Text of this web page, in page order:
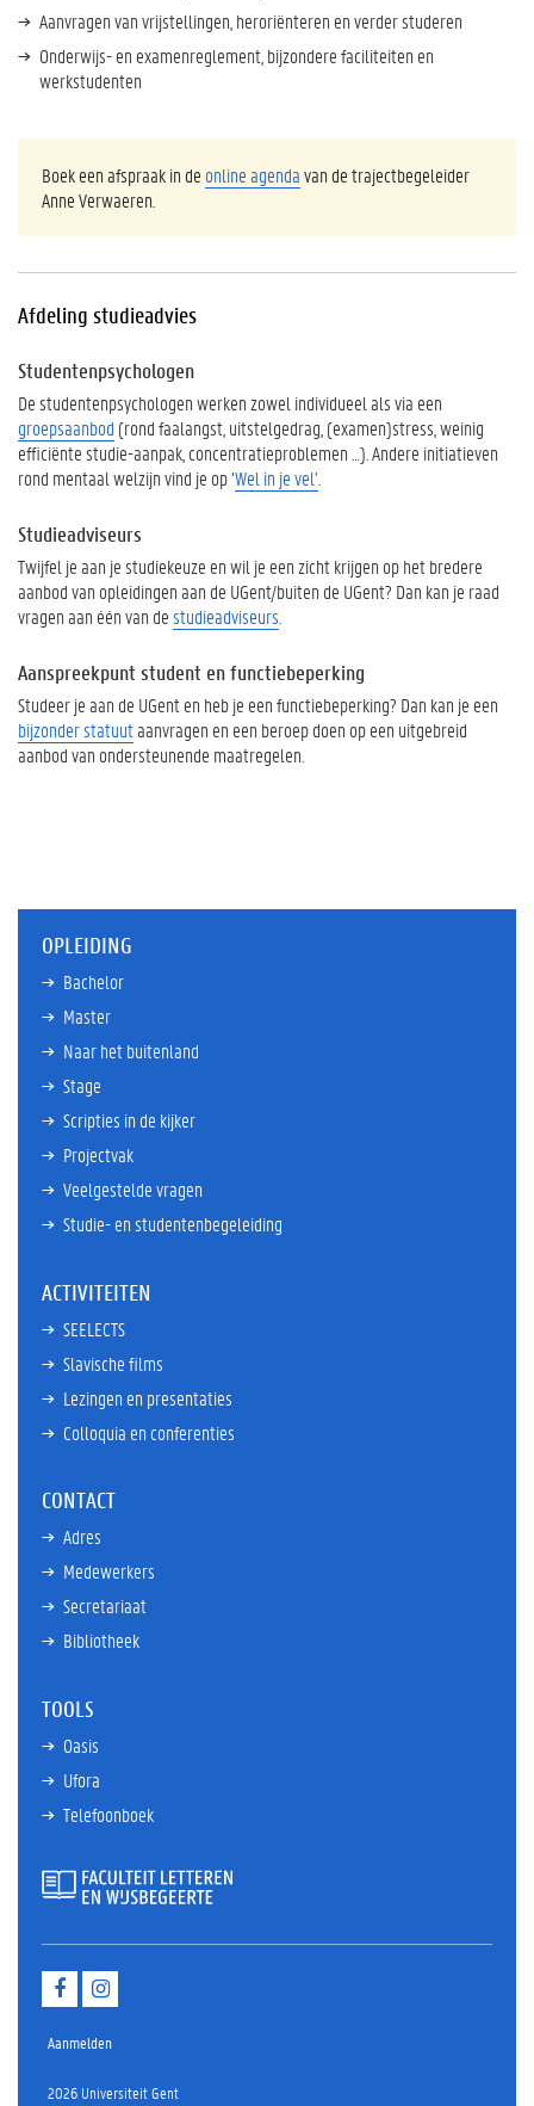
Aanvragen van vrijstellingen, heroriënteren en verder studeren
Onderwijs- en examenreglement, bijzondere faciliteiten en
werkstudenten
Boek een afspraak in de online agendavan de trajectbegeleider
Anne Verwaeren.
Afdeling studieadvies
Studentenpsychologen
De studentenpsychologen werken zowel individueel als via een
groepsaanbod (rond faalangst, uitstelgedrag, (examen)stress, weinig
efficiënte studie-aanpak, concentratieproblemen …). Andere initiatieven
rond mentaal welzijn vind je op ‘Wel in je vel’
Studieadviseurs
Twijfel je aan je studiekeuze en wil je een zicht krijgen op het bredere
aanbod van opleidingen aan de UGent/buiten de UGent? Dan kan je raad
vragen aan één van destudieadviseurs
Aanspreekpunt student en functiebeperking
Studeer je aan de UGent en heb je een functiebeperking? Dan kan je een
bijzonder statuutaanvragen en een beroep doen op een uitgebreid
aanbod van ondersteunende maatregelen.
OPLEIDING
Bachelor
Master
Naar het buitenland
Stage
Scripties in de kijker
Projectvak
Veelgestelde vragen
Studie- en studentenbegeleiding
ACTIVITEITEN
SEELECTS
Slavische films
Lezingen en presentaties
Colloquia en conferenties
CONTACT
Adres
Medewerkers
Secretariaat
Bibliotheek
TOOLS
Oasis
Ufora
Telefoonboek
e
Aanmelden
2026 Universiteit Gent